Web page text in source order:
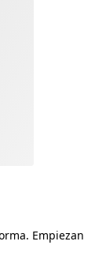
Empiezan